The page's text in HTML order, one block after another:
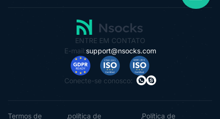
ENTRE EM CONTATO
E-mail:support@nsocks.com
Conecte-se conosco:
Termos de política de Política de